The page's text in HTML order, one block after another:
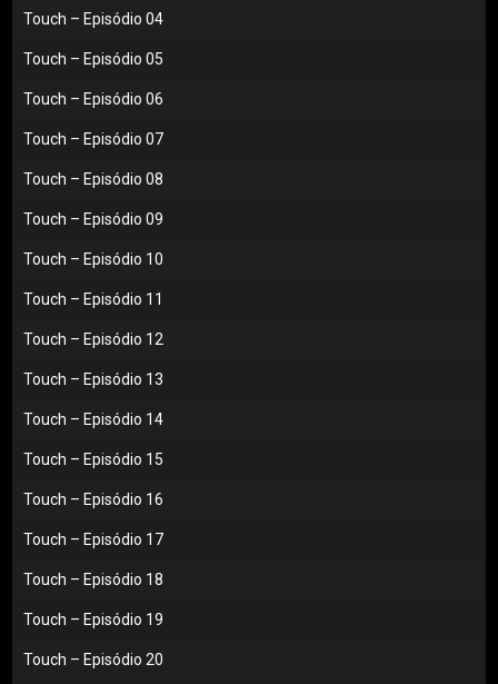
Touch – Episódio 04
Touch – Episódio 05
Touch – Episódio 06
Touch – Episódio 07
Touch – Episódio 08
Touch – Episódio 09
Touch – Episódio 10
Touch – Episódio 11
Touch – Episódio 12
Touch – Episódio 13
Touch – Episódio 14
Touch – Episódio 15
Touch – Episódio 16
Touch – Episódio 17
Touch – Episódio 18
Touch – Episódio 19
Touch – Episódio 20